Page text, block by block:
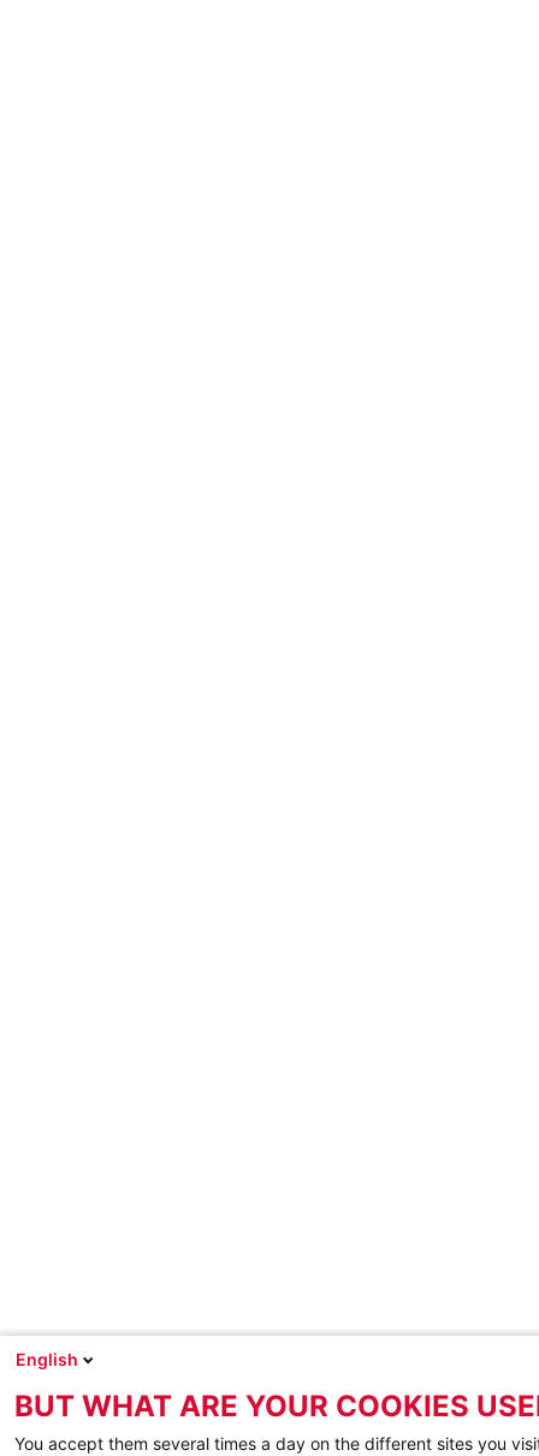
English
BUT WHAT ARE YOUR COOKIES
You accept them several times a day on the different sites you